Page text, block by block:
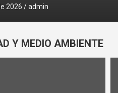
2026 admin
Y MEDIO AMBIENTE